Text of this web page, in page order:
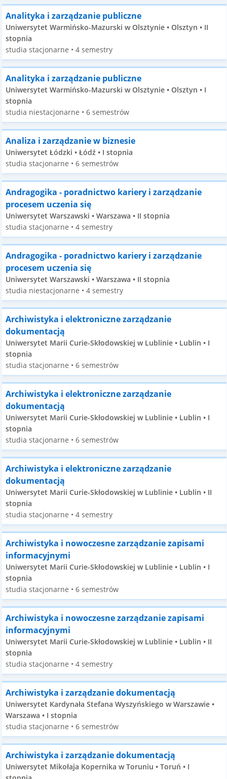
Analityka i zarządzanie publiczne
Uniwersytet Warmińsko-Mazurski w Olsztynie • Olsztyn • II
stopnia
studia stacjonarne • 4 semestry
Analityka i zarządzanie publiczne
Uniwersytet Warmińsko-Mazurski w Olsztynie • Olsztyn • I
stopnia
studia niestacjonarne • 6 semestrów
Analiza i zarządzanie w biznesie
Uniwersytet Łódzki • Łódź • I stopnia
studia stacjonarne • 6 semestrów
Andragogika - poradnictwo kariery i zarządzanie
procesem uczenia się
Uniwersytet Warszawski • Warszawa • II stopnia
studia stacjonarne • 4 semestry
Andragogika - poradnictwo kariery i zarządzanie
procesem uczenia się
Uniwersytet Warszawski • Warszawa • II stopnia
studia niestacjonarne • 4 semestry
Archiwistyka i elektroniczne zarządzanie
dokumentacją
Uniwersytet Marii Curie-Skłodowskiej w Lublinie • Lublin • I
stopnia
studia stacjonarne • 6 semestrów
Archiwistyka i elektroniczne zarządzanie
dokumentacją
Uniwersytet Marii Curie-Skłodowskiej w Lublinie • Lublin • I
stopnia
studia stacjonarne • 6 semestrów
Archiwistyka i elektroniczne zarządzanie
dokumentacją
Uniwersytet Marii Curie-Skłodowskiej w Lublinie • Lublin • II
stopnia
studia stacjonarne • 4 semestry
Archiwistyka i nowoczesne zarządzanie zapisami
informacyjnymi
Uniwersytet Marii Curie-Skłodowskiej w Lublinie • Lublin • I
stopnia
studia stacjonarne • 6 semestrów
Archiwistyka i nowoczesne zarządzanie zapisami
informacyjnymi
Uniwersytet Marii Curie-Skłodowskiej w Lublinie • Lublin • II
stopnia
studia stacjonarne • 4 semestry
Archiwistyka i zarządzanie dokumentacją
Uniwersytet Kardynała Stefana Wyszyńskiego w Warszawie •
Warszawa • I stopnia
studia stacjonarne • 6 semestrów
Archiwistyka i zarządzanie dokumentacją
Uniwersytet Mikołaja Kopernika w Toruniu • Toruń • I